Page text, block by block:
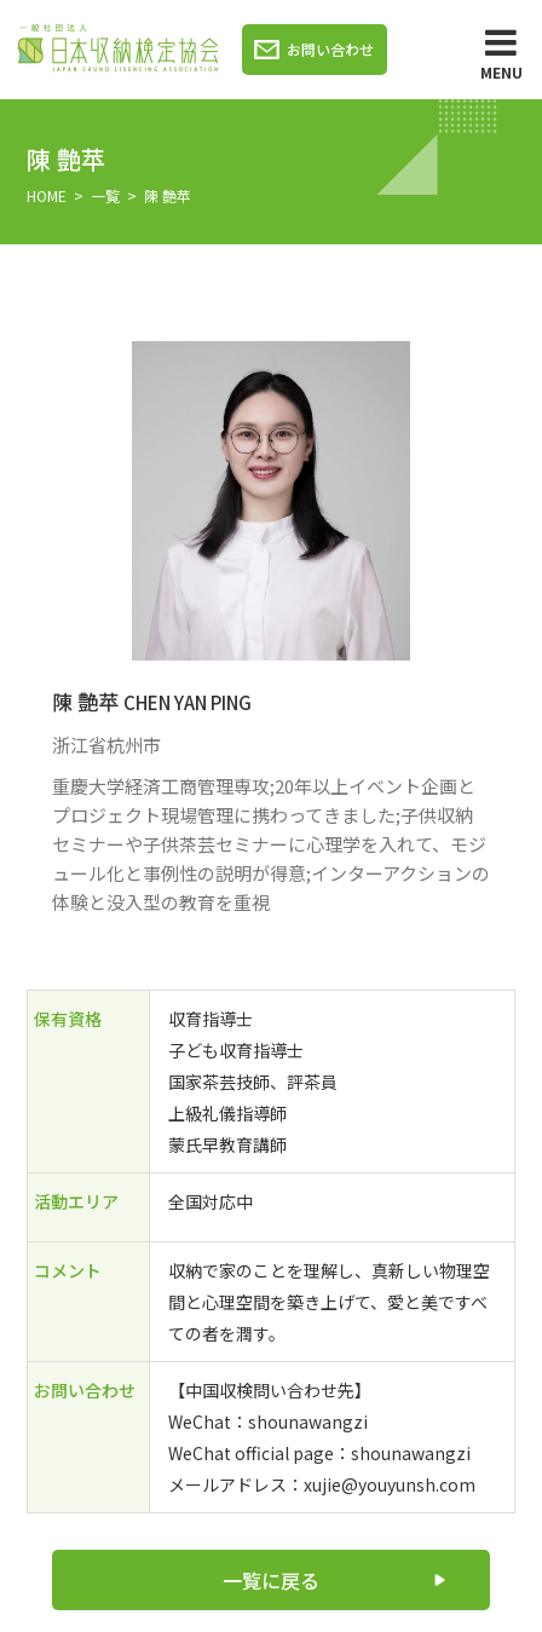
お問い合わせ
MENU
陳 艶苹
HOME > 一覧 > 陳 艶苹
陳 艶苹 CHEN YAN PING
浙江省杭州市
重慶大学経済工商管理専攻;20年以上イベント企画と
プロジェクト現場管理に携わってきました;子供収納
セミナーや子供茶芸セミナーに心理学を入れて、モジ
ュール化と事例性の説明が得意;インターアクションの
体験と没入型の教育を重視
保有資格
収育指導士
子ども収育指導士
国家茶芸技師、評茶員
上級礼儀指導師
蒙氏早教育講師
活動エリア 全国対応中
コメント
収納で家のことを理解し、真新しい物理空
間と心理空間を築き上げて、愛と美ですべ
ての者を潤す。
お問い合わせ
【中国収検問い合わせ先】
WeChat：shounawangzi
WeChat official page：shounawangzi
メールアドレス：xujie@youyunsh.com
一覧に戻る